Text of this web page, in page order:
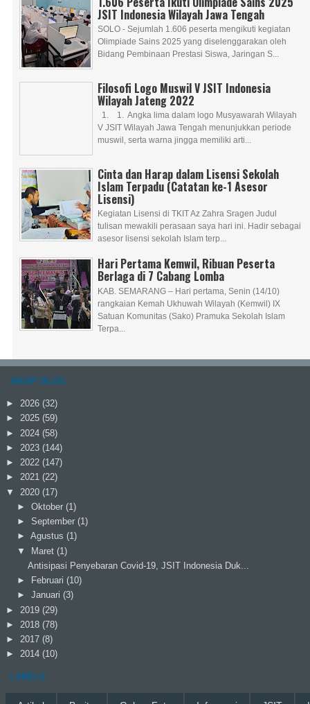
JSIT Indonesia Wilayah Jawa Tengah
SOLO - Sejumlah 1.606 peserta mengikuti kegiatan
Olimpiade Sains 2025 yang diselenggarakan oleh
Bidang Pembinaan Prestasi Siswa, Jaringan S...
Filosofi Logo Muswil V JSIT Indonesia
Wilayah Jateng 2022
1. 1. Angka lima dalam logo Musyawarah Wilayah
V JSIT Wilayah Jawa Tengah menunjukkan periode
muswil, serta warna jingga memiliki arti...
Cinta dan Harap dalam Lisensi Sekolah
Islam Terpadu (Catatan ke-1 Asesor
Lisensi)
Kegiatan Lisensi di TKIT Az Zahra Sragen Judul
tulisan mewakili perasaan saya hari ini. Hadir sebagai
asesor lisensi sekolah Islam terp...
Hari Pertama Kemwil, Ribuan Peserta
Berlaga di 7 Cabang Lomba
KAB. SEMARANG – Hari pertama, Senin (14/10)
rangkaian Kemah Ukhuwah Wilayah (Kemwil) IX
Satuan Komunitas (Sako) Pramuka Sekolah Islam
Terpa...
ARSIP BLOG
► 2026 (32)
► 2025 (59)
► 2024 (58)
► 2023 (144)
► 2022 (147)
► 2021 (22)
▼ 2020 (17)
► Oktober (1)
► September (1)
► Agustus (1)
▼ Maret (1)
Antisipasi Penyebaran Covid-19, JSIT Indonesia Duk...
►
Februari (10)
► Januari (3)
► 2019 (29)
► 2018 (78)
► 2017 (8)
► 2014 (10)
LABELS